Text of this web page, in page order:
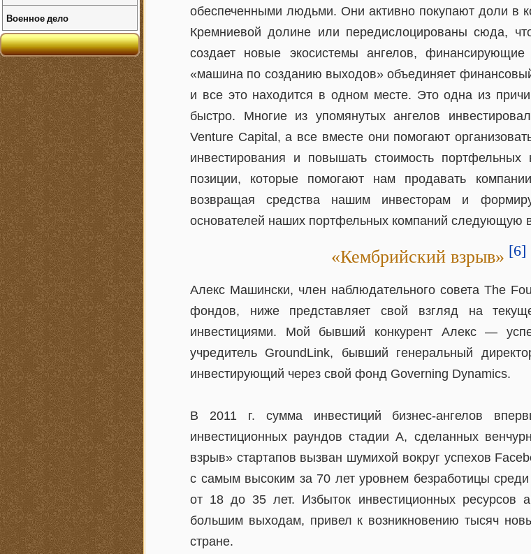
обеспеченными людьми. Они активно покупают доли в
Кремниевой долине или передислоцированы сюда,
создает новые экосистемы ангелов,
«машина по созданию выходов» объединяет
и все это находится в одном месте. Это одна из
быстро. Многие из упомянутых ангелов
Venture Capital, а все вместе они помогают
инвестирования и повышать стоимость
позиции, которые помогают нам продавать
возвращая средства нашим инвесторам и
основателей наших портфельных компаний следующую
«Кембрийский взрыв» [6]
Алекс Машински, член наблюдательного совета The
фондов, ниже представляет свой взгляд на
инвестициями. Мой бывший конкурент Алекс —
учредитель GroundLink, бывший генеральный
инвестирующий через свой фонд Governing Dynamics.
В 2011 г. сумма инвестиций бизнес-ангелов
инвестиционных раундов стадии А, сделанных
взрыв» стартапов вызван шумихой вокруг успехов
с самым высоким за 70 лет уровнем безработицы среди
от 18 до 35 лет. Избыток инвестиционных ресурсов
большим выходам, привел к возникновению тысяч
стране.
Военное дело